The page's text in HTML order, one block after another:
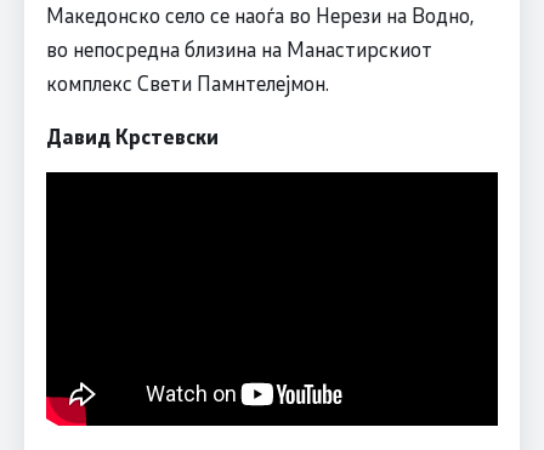
Македонско село се наоѓа во Нерези на Водно,
во непосредна близина на Манастирскиот
комплекс Свети Памнтелејмон.
Давид Крстевски